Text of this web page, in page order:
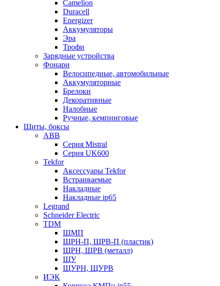
Camelion
Duracell
Energizer
Аккумуляторы
Эра
Трофи
Зарядные устройства
Фонари
Велосипедные, автомобильные
Аккумуляторные
Брелоки
Декоративные
Налобные
Ручные, кемпинговые
Щиты, боксы
ABB
Серия Mistral
Серия UK600
Tekfor
Аксессуары Tekfor
Встраиваемые
Накладные
Накладные ip65
Legrand
Schneider Electric
TDM
ЩМП
ЩРН-П, ЩРВ-П (пластик)
ЩРН, ЩРВ (металл)
ЩУ
ЩУРН, ЩУРВ
ИЭК